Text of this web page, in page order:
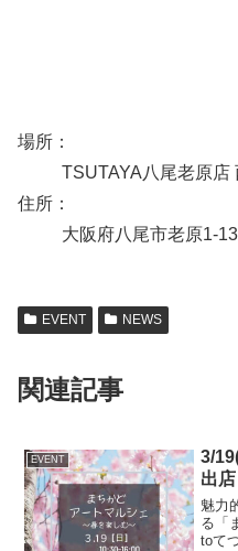
場所：
TSUTAYA八尾老原店
住所：
大阪府八尾市老原1-
EVENT NEWS
関連記事
EVENT
3/
出店
魅力
る「
toて